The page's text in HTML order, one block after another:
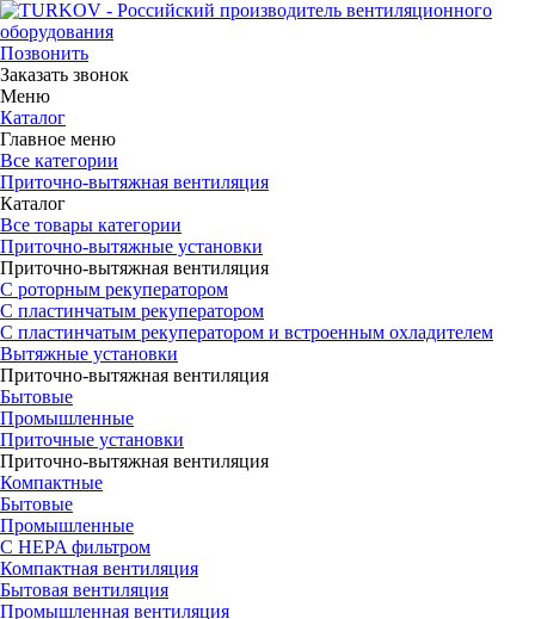
Позвонить
Заказать звонок
Меню
Каталог
Главное меню
Все категории
Приточно-вытяжная вентиляция
Каталог
Все товары категории
Приточно-вытяжные установки
Приточно-вытяжная вентиляция
С роторным рекуператором
С пластинчатым рекуператором
С пластинчатым рекуператором и встроенным охладителем
Вытяжные установки
Приточно-вытяжная вентиляция
Бытовые
Промышленные
Приточные установки
Приточно-вытяжная вентиляция
Компактные
Бытовые
Промышленные
С HEPA фильтром
Компактная вентиляция
Бытовая вентиляция
Промышленная вентиляция